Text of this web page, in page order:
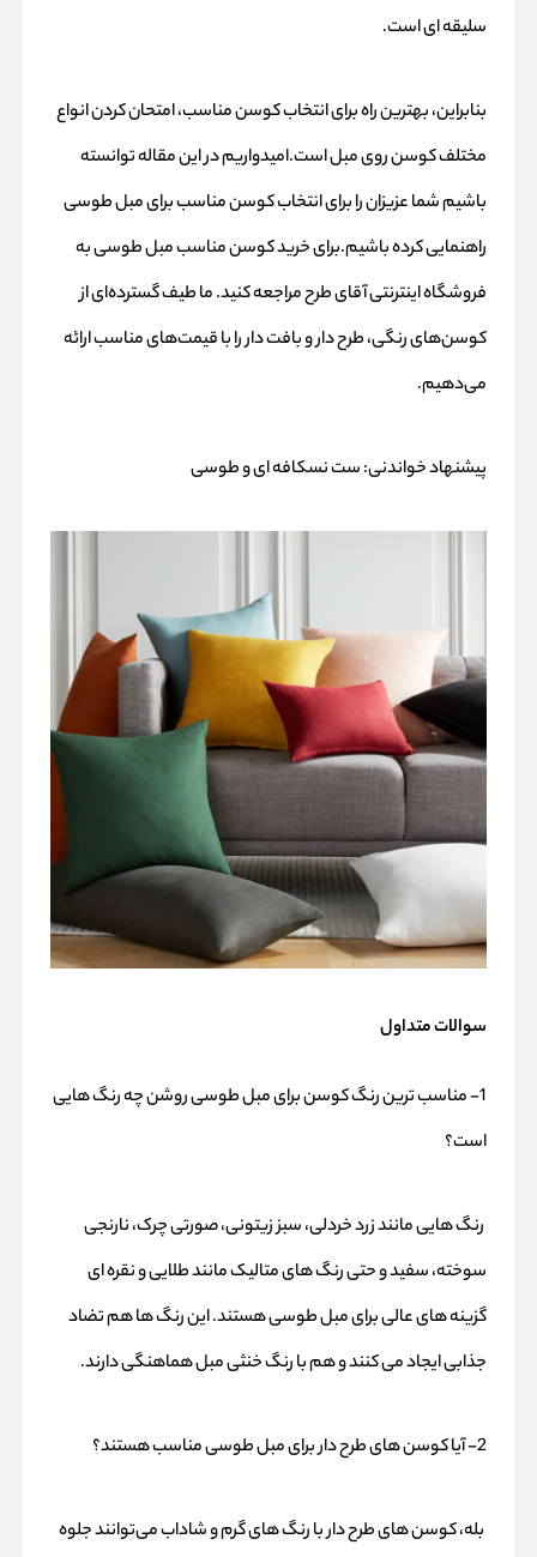
سلیقه ای است.
بنابراین، بهترین راه برای انتخاب کوسن مناسب، امتحان کردن انواع
مختلف کوسن روی مبل است.امیدواریم در این مقاله توانسته
باشیم شما عزیزان را برای انتخاب کوسن مناسب برای مبل طوسی
راهنمایی کرده باشیم.برای خرید کوسن مناسب مبل طوسی به
فروشگاه اینترنتی آقای طرح مراجعه کنید. ما طیف گسترده‌ای از
کوسن‌های رنگی، طرح دار و بافت دار را با قیمت‌های مناسب ارائه
می‌دهیم.
پیشنهاد خواندنی:ست نسکافه ای و طوسی
سوالات متداول
1- مناسب ترین رنگ کوسن برای مبل طوسی روشن چه رنگ هایی
است؟
رنگ‌ هایی مانند زرد خردلی، سبز زیتونی، صورتی چرک، نارنجی
سوخته، سفید و حتی رنگ‌ های متالیک مانند طلایی و نقره‌ ای
گزینه‌ های عالی برای مبل طوسی هستند. این رنگ‌ ها هم تضاد
جذابی ایجاد می‌ کنند و هم با رنگ خنثی مبل هماهنگی دارند.
2- آیا کوسن‌ های طرح‌ دار برای مبل طوسی مناسب هستند؟
بله، کوسن‌ های طرح‌ دار با رنگ‌ های گرم و شاداب می‌توانند جلوه‌